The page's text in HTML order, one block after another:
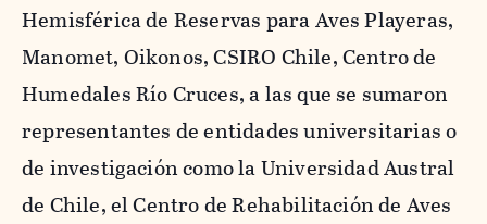
Hemisférica de Reservas para Aves Playeras,
Manomet, Oikonos, CSIRO Chile, Centro de
Humedales Río Cruces, a las que se sumaron
representantes de entidades universitarias o
de investigación como la Universidad Austral
de Chile, el Centro de Rehabilitación de Aves